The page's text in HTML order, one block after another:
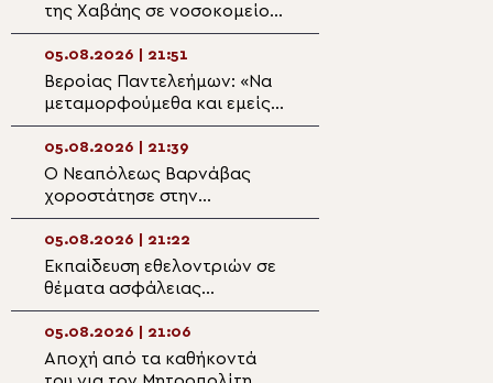
της Χαβάης σε νοσοκομείο
της Σόφιας προς ευλογία
ασθενών και προσωπικού
05.08.2026 | 21:51
Βεροίας Παντελεήμων: «Nα
μεταμορφούμεθα και εμείς
με τη χάρη Του»
05.08.2026 | 21:39
Ο Νεαπόλεως Βαρνάβας
χοροστάτησε στην
Ακολουθία του Μεγάλου
Παρακλητικού Κανόνα στον
Ι.Ν. Τιμίου Σταυρού Διαλογής
05.08.2026 | 21:22
Εκπαίδευση εθελοντριών σε
θέματα ασφάλειας
τροφίμων από την Ιερά
Μητρόπολη Νεαπόλεως
05.08.2026 | 21:06
Αποχή από τα καθήκοντά